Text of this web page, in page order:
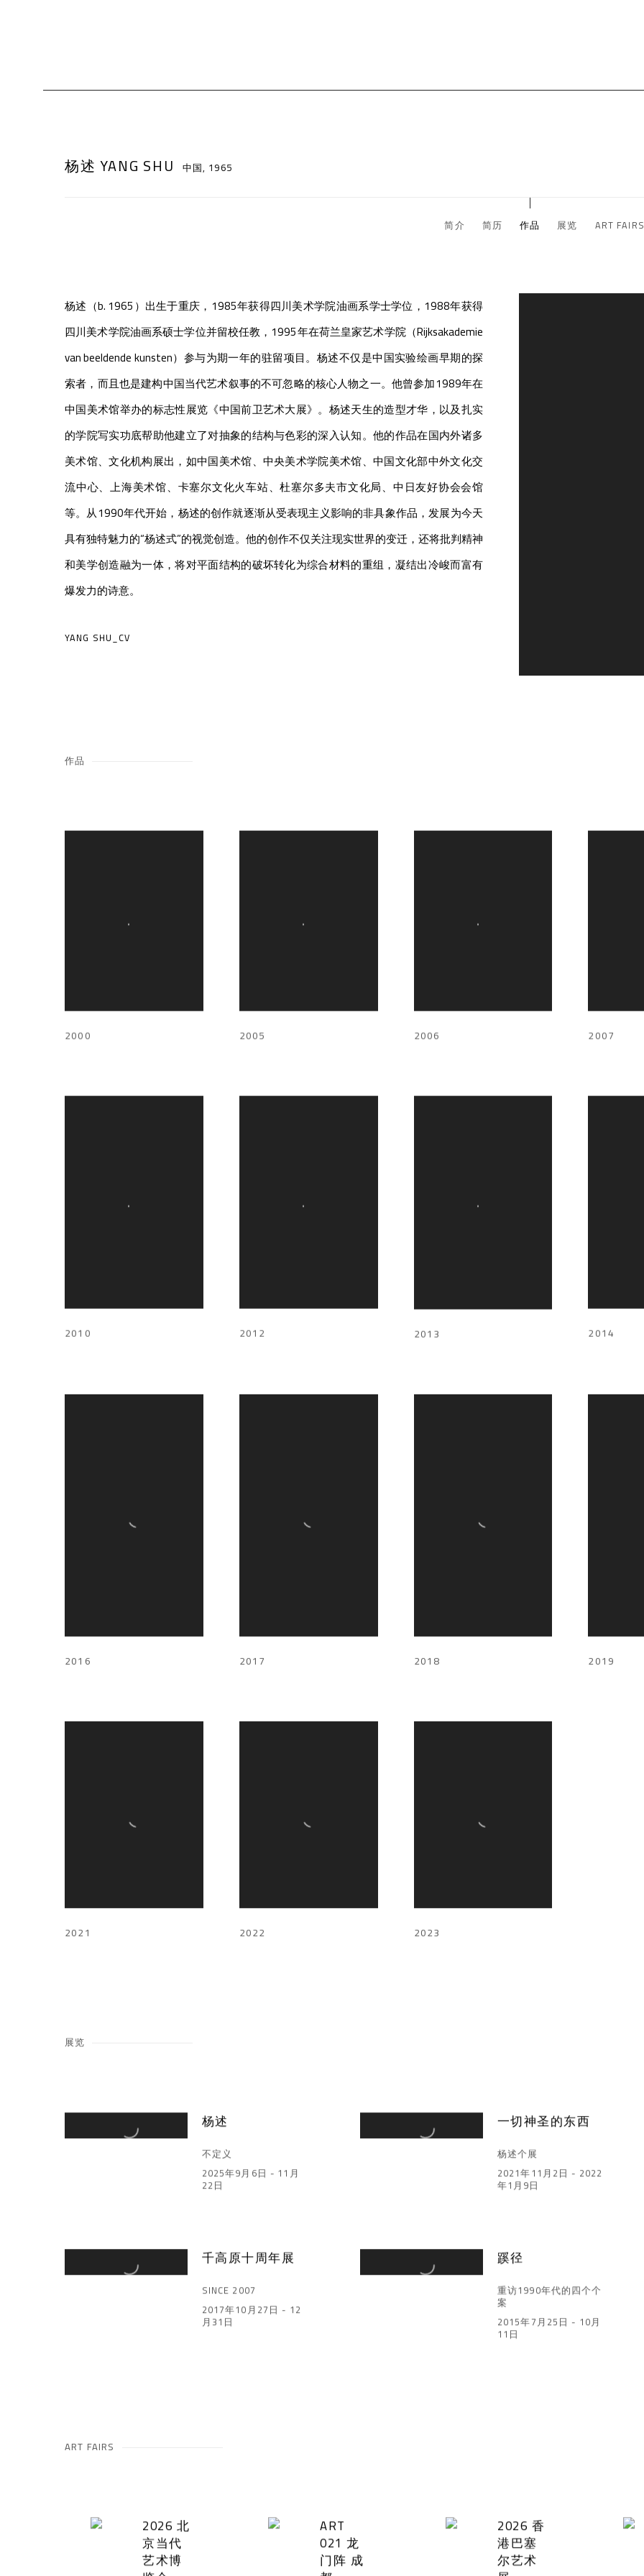
杨述 YANG SHU 中国, 1965
简介 简历 作品 展览 ART FAIRS
杨述（b. 1965）出生于重庆，1985年获得四川美术学院油画系学士学位，1988年获得
四川美术学院油画系硕士学位并留校任教，1995年在荷兰皇家艺术学院（Rijksakademie
van beeldende kunsten）参与为期一年的驻留项目。杨述不仅是中国实验绘画早期的探
索者，而且也是建构中国当代艺术叙事的不可忽略的核心人物之一。他曾参加1989年在
中国美术馆举办的标志性展览《中国前卫艺术大展》。杨述天生的造型才华，以及扎实
的学院写实功底帮助他建立了对抽象的结构与色彩的深入认知。他的作品在国内外诸多
美术馆、文化机构展出，如中国美术馆、中央美术学院美术馆、中国文化部中外文化交
流中心、上海美术馆、卡塞尔文化火车站、杜塞尔多夫市文化局、中日友好协会会馆
等。从1990年代开始，杨述的创作就逐渐从受表现主义影响的非具象作品，发展为今天
具有独特魅力的“杨述式”的视觉创造。他的创作不仅关注现实世界的变迁，还将批判精神
和美学创造融为一体，将对平面结构的破坏转化为综合材料的重组，凝结出冷峻而富有
爆发力的诗意。
YANG SHU_CV
作品
2000 2005 2006 2007
2010 2012 2013 2014
2016 2017 2018 2019
2021 2022 2023
展览
杨述
不定义
2025年9月6日 - 11月
22日
一切神圣的东西
杨述个展
2021年11月2日 - 2022
年1月9日
千高原十周年展
SINCE 2007
2017年10月27日 - 12
月31日
蹊径
重访1990年代的四个个
案
2015年7月25日 - 10月
11日
ART FAIRS
2026 北
京当代
艺术博
ART
021 龙
门阵 成
2026 香
港巴塞
尔艺术